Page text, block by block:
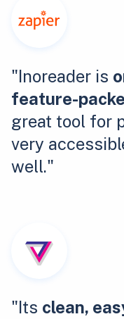
"Inoreader is
feature-
great tool for
very
well."
"Its clean,